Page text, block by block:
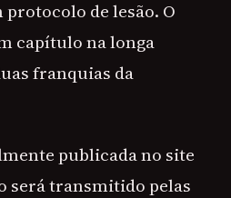
de lesão. O
capítulo na longa
franquias da
publicada no site
será transmitido pelas